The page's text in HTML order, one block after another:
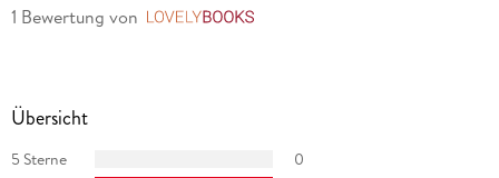
länderkundliches Kompendium, ein Länder-Guide zu allen
allgemeiner Informationsteil sucht in ähnlichen Büchern
kann man nicht auf die Reise gehen."
1 Bewertung von
Übersicht
5 Sterne
0